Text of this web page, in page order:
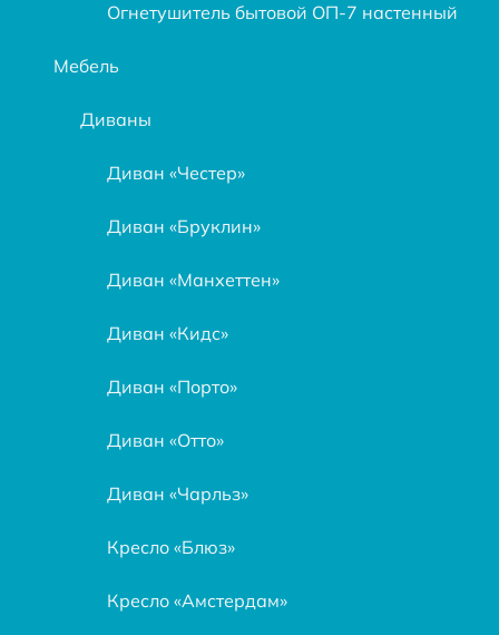
Огнетушитель бытовой ОП-7 настенный
Мебель
Диваны
Диван «Честер»
Диван «Бруклин»
Диван «Манхеттен»
Диван «Кидс»
Диван «Порто»
Диван «Отто»
Диван «Чарльз»
Кресло «Блюз»
Кресло «Амстердам»